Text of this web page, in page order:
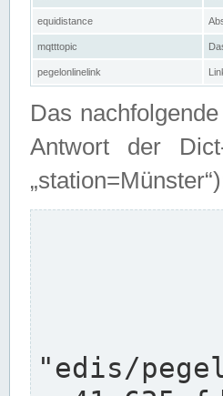
equidistance
mqtttopic
pegelonlinelink
Das
Antwort der
"edis/